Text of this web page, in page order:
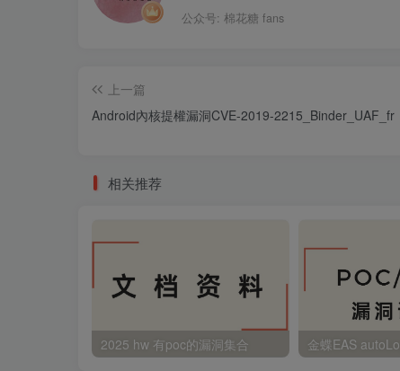
公众号: 棉花糖 fans
上一篇
Android內核提權漏洞CVE-2019-2215_Binder_UAF_fr
相关推荐
2025 hw 有poc的漏洞集合